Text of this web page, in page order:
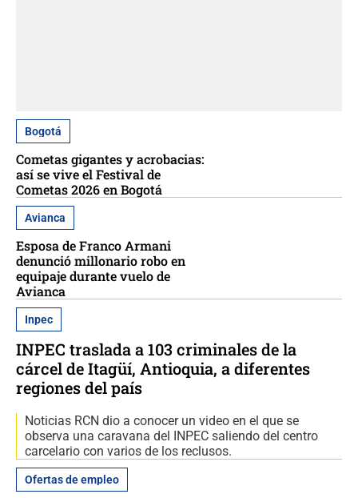
Bogotá
Cometas gigantes y acrobacias:
así se vive el Festival de
Cometas 2026 en Bogotá
Avianca
Esposa de Franco Armani
denunció millonario robo en
equipaje durante vuelo de
Avianca
Inpec
INPEC traslada a 103 criminales de la
cárcel de Itagüí, Antioquia, a diferentes
regiones del país
Noticias RCN dio a conocer un video en el que se
observa una caravana del INPEC saliendo del centro
carcelario con varios de los reclusos.
Ofertas de empleo